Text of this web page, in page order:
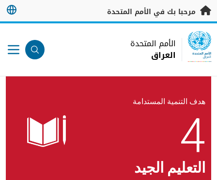
تخطى إلى المحتوى الرئيسي
مرحبا بك في الأمم المتحدة
UN Logo
الأمم المتحدة
العراق
الأمم المتحدة
العراق
هدف التنمية المستدامة
4
التعليم الجيد